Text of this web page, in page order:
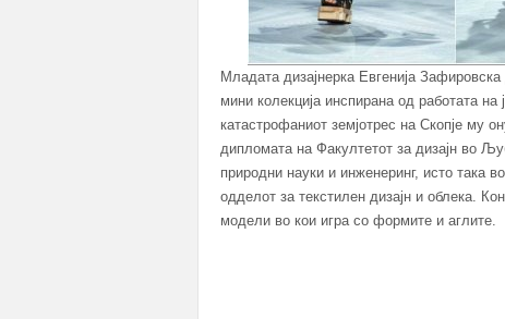
Младата дизајнерка Евгенија
мини колекција инспирана од работата на
катастрофаниот земјотрес на Скопје му
дипломата на Факултетот за дизајн во
природни науки и инженеринг, исто така
одделот за текстилен дизајн и облека.
модели во кои игра со формите и аглите.